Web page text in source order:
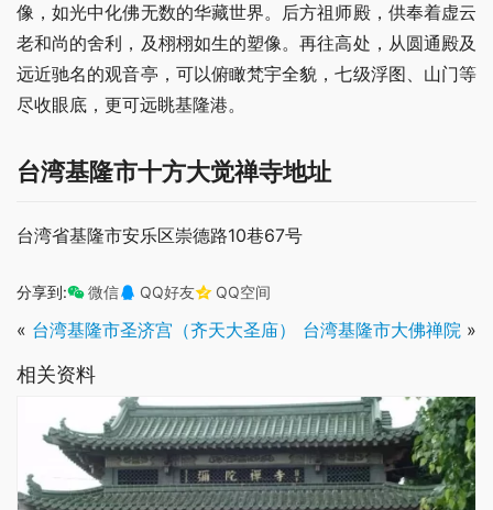
像，如光中化佛无数的华藏世界。后方祖师殿，供奉着虚云
老和尚的舍利，及栩栩如生的塑像。再往高处，从圆通殿及
远近驰名的观音亭，可以俯瞰梵宇全貌，七级浮图、山门等
尽收眼底，更可远眺基隆港。
台湾基隆市十方大觉禅寺地址
台湾省基隆市安乐区崇德路10巷67号
分享到: 微信 QQ好友 QQ空间
« 台湾基隆市圣济宫（齐天大圣庙） 台湾基隆市大佛禅院 »
相关资料